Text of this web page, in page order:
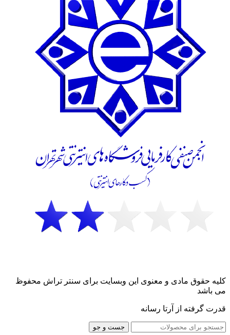
کلیه حقوق مادی و معنوی این وبسایت برای سنتر تراش محفوظ
می باشد
قدرت گرفته از آرتا رسانه
جست و جو